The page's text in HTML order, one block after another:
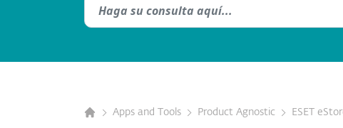
Apps and Tools Product Agnostic ESET